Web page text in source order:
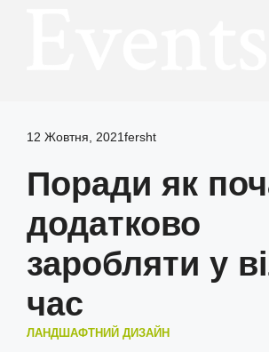
12 Жовтня, 2021fersht
Поради як
додатково
заробляти у
час
ЛАНДШАФТНИЙ ДИЗАЙН